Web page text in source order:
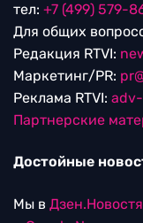
тел: +7 (499) 579-
Для общих
Редакция RTVI:
Маркетинг/PR:
Реклама RTVI:
Партнерские
Достойные
Мы в